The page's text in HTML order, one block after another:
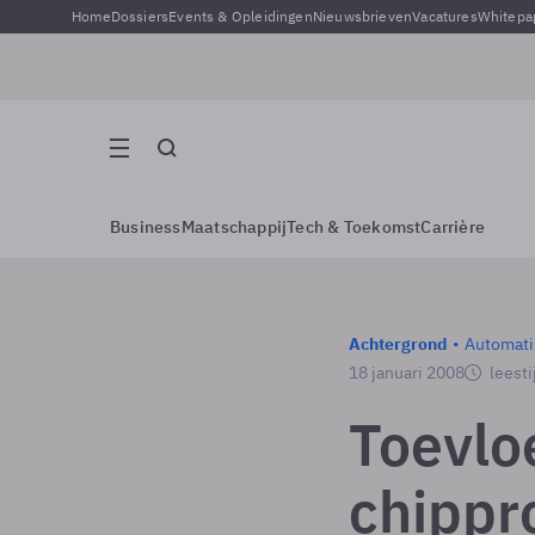
HomeDossiersEvents & OpleidingenNieuwsbrievenVacatures
BusinessMaatschappijTech & ToekomstCarrière
Achtergrond
18 januari 2008